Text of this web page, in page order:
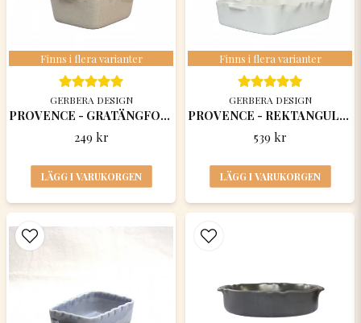
Mejladress
Ja, ni får publicera min fråga
Skicka fråga
Finns i flera varianter
GERBERA DESIGN
PROVENCE - GRATÄNGFORM/ "stora Bregott"
249 kr
LÄGG I VARUKORGEN
Finns i flera varianter
GERBERA DESIGN
PROVENCE - REKTANGULÄR GRATÄNGFORM 31x19,5x7,5
539 kr
LÄGG I VARUKORGEN